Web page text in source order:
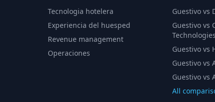
Tecnologia hotelera
Experiencia del huesped
Revenue management
Operaciones
Guestivo vs
Guestivo vs
Technologies
Guestivo vs
Guestivo vs
Guestivo vs
All